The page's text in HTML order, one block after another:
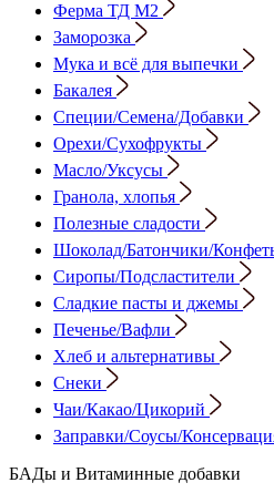
Ферма ТД М2
Заморозка
Мука и всё для выпечки
Бакалея
Специи/Семена/Добавки
Орехи/Сухофрукты
Масло/Уксусы
Гранола, хлопья
Полезные сладости
Шоколад/Батончики/
Сиропы/Подсластители
Сладкие пасты и джемы
Печенье/Вафли
Хлеб и альтернативы
Снеки
Чаи/Какао/Цикорий
Заправки/Соусы/
БАДы и Витаминные добавки